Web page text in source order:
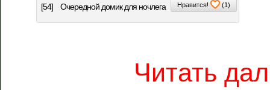
[54] Очередной домик для ночлега Нравится! (1)
Читать